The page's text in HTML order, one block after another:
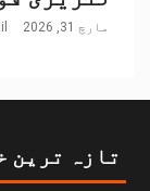
مارچ 31, 2026
تازہ ترین